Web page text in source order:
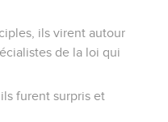
ils virent autour
de la loi qui
furent surpris et